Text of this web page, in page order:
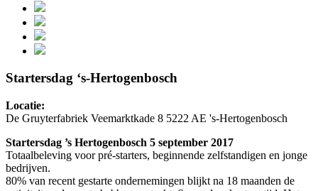
Startersdag ‘s-Hertogenbosch
Locatie:
De Gruyterfabriek Veemarktkade 8 5222 AE 's-Hertogenbosch
Startersdag ’s Hertogenbosch 5 september 2017
Totaalbeleving voor pré-starters, beginnende zelfstandigen en jonge
bedrijven.
80% van recent gestarte ondernemingen blijkt na 18 maanden de